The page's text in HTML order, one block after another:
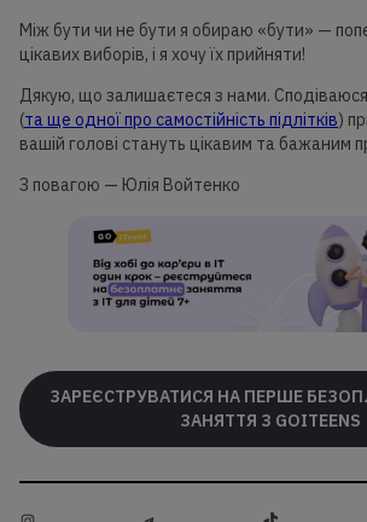
Між бути чи не бути я обираю «бути» —
цікавих виборів, і я хочу їх прийняти!
Дякую, що залишаєтеся з нами. Сподіваюся,
(та ще одної про самостійність підлітків)
вашій голові стануть цікавим та бажаним
З повагою — Юлія Войтенко
ЗАРЕЄСТРУВАТИСЯ НА ПЕРШЕ
ЗАНЯТТЯ З GOITEENS